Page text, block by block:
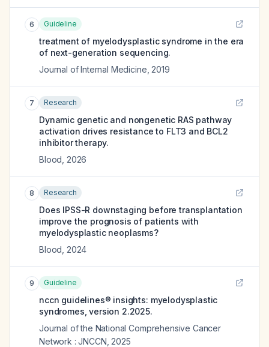
6 Guideline
treatment of myelodysplastic syndrome in the era
of next-generation sequencing.
Journal of Internal Medicine 2019
7 Research
Dynamic genetic and nongenetic RAS pathway
activation drives resistance to FLT3 and BCL2
inhibitor therapy.
Blood 2026
8 Research
Does IPSS-R downstaging before transplantation
improve the prognosis of patients with
myelodysplastic neoplasms?
Blood 2024
9 Guideline
nccn guidelines® insights: myelodysplastic
syndromes, version 2.2025.
Journal of the National Comprehensive Cancer
Network : JNCCN 2025